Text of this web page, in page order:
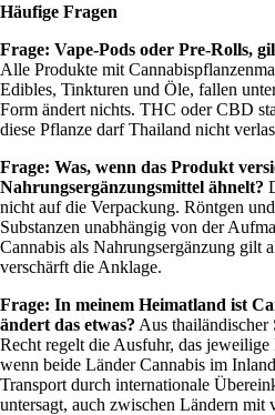
Häufige Fragen
Frage: Vape-Pods oder Pre-Rolls,
Alle Produkte mit
Edibles, Tinkturen und Öle, fallen
Form ändert nichts. THC oder CBD
diese Pflanze darf Thailand nicht
Frage: Was, wenn das Produkt
Nahrungsergänzungsmittel ähnelt?
nicht auf die Verpackung. Röntgen
Substanzen unabhängig von der
Cannabis als Nahrungsergänzung gilt
verschärft die Anklage.
Frage: In meinem Heimatland ist
ändert das etwas? Aus thailändischer
Recht regelt die Ausfuhr, das
wenn beide Länder Cannabis im
Transport durch internationale
untersagt, auch zwischen Ländern mit